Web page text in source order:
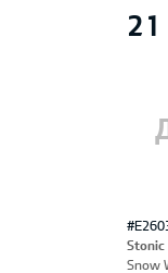
Stonic
Snow